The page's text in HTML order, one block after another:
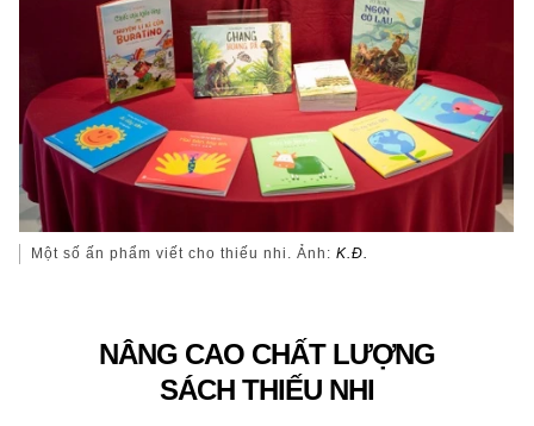
Một số ấn phẩm viết cho thiếu nhi. Ảnh:K.Đ.
NÂNG CAO CHẤT LƯỢNG
SÁCH THIẾU NHI